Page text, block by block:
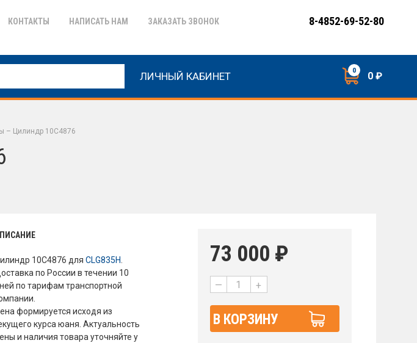
КОНТАКТЫ НАПИСАТЬ НАМ ЗАКАЗАТЬ ЗВОНОК 8-4852-69-52-80
ЛИЧНЫЙ КАБИНЕТ 0 0 ₽
– Цилиндр 10C4876
10C4876 дляCLG835H
по России в течении 10
по тарифам транспортной
формируется исходя из
курса юаня. Актуальность
и наличия товара уточняйте у
73 000 ₽
— +
В КОРЗИНУ